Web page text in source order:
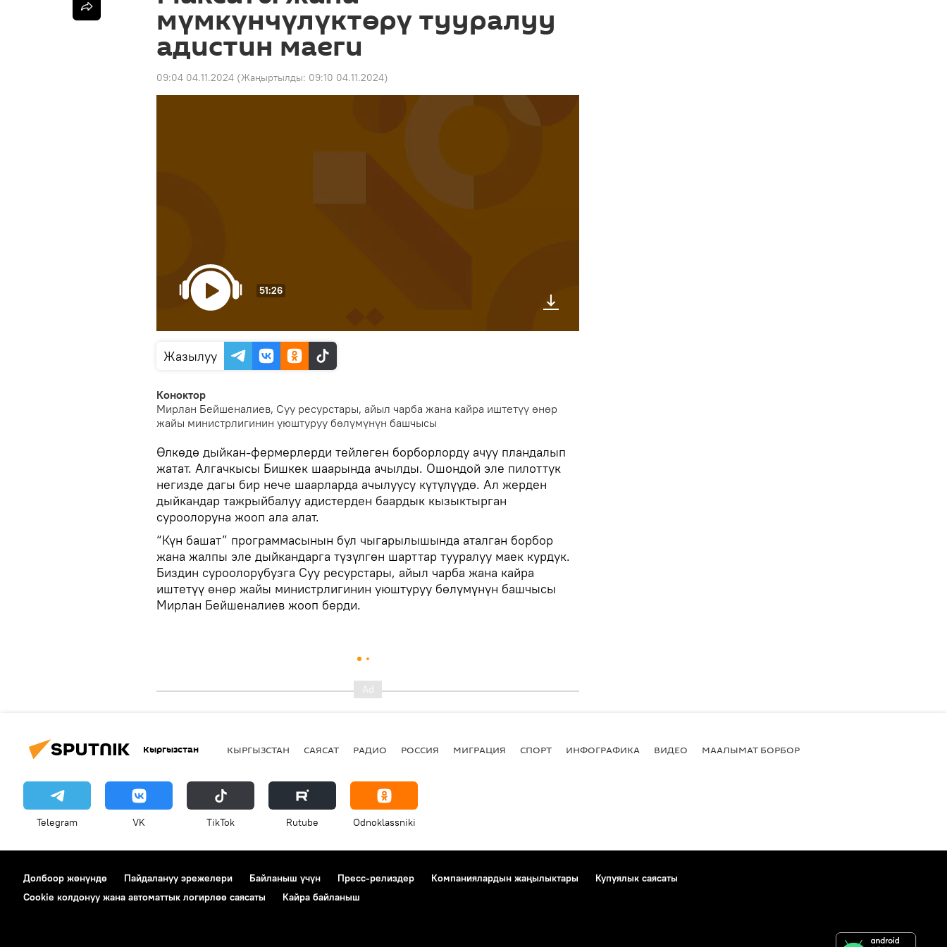
мүмкүнчүлүктөрү тууралуу
адистин маеги
09:04 04.11.2024 (Жаңыртылды: 09:10 04.11.2024)
51:26
Жазылуу
Коноктор
Мирлан Бейшеналиев, Суу ресурстары, айыл чарба жана кайра иштетүү өнөр
жайы министрлигинин уюштуруу бөлүмүнүн башчысы
Өлкөдө дыйкан-фермерлерди тейлеген борборлорду ачуу пландалып
жатат. Алгачкысы Бишкек шаарында ачылды. Ошондой эле пилоттук
негизде дагы бир нече шаарларда ачылуусу күтүлүүдө. Ал жерден
дыйкандар тажрыйбалуу адистерден баардык кызыктырган
суроолоруна жооп ала алат.
“Күн башат” программасынын бул чыгарылышында аталган борбор
жана жалпы эле дыйкандарга түзүлгөн шарттар тууралуу маек курдук.
Биздин суроолорубузга Суу ресурстары, айыл чарба жана кайра
иштетүү өнөр жайы министрлигинин уюштуруу бөлүмүнүн башчысы
Мирлан Бейшеналиев жооп берди.
Кыргызстан КЫРГЫЗСТАН САЯСАТ РАДИО РОССИЯ МИГРАЦИЯ СПОРТ ИНФОГРАФИКА ВИДЕО МААЛЫМАТ БОРБОР
Telegram VK ТikТоk Rutube Odnoklassniki
Долбоор жөнүндө Пайдалануу эрежелери Байланыш үчүн Пресс-релиздер Компаниялардын жаңылыктары
Купуялык саясаты
Cookie колдонуу жана автоматтык логирлөө саясаты
Кайра байланыш